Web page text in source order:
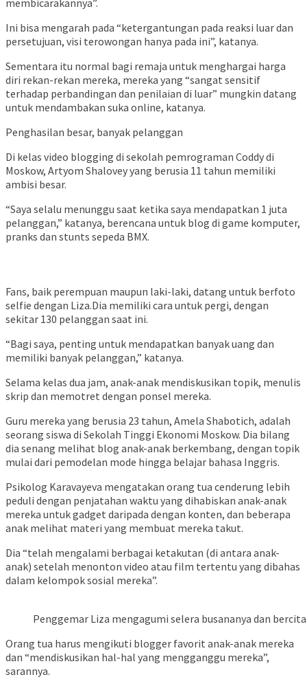
Ini bisa mengarah pada “ketergantungan pada reaksi luar dan
persetujuan, visi terowongan hanya pada ini”, katanya.
Sementara itu normal bagi remaja untuk menghargai harga
diri rekan-rekan mereka, mereka yang “sangat sensitif
terhadap perbandingan dan penilaian di luar” mungkin datang
untuk mendambakan suka online, katanya.
Penghasilan besar, banyak pelanggan
Di kelas video blogging di sekolah pemrograman Coddy di
Moskow, Artyom Shalovey yang berusia 11 tahun memiliki
ambisi besar.
“Saya selalu menunggu saat ketika saya mendapatkan 1 juta
pelanggan,” katanya, berencana untuk blog di game komputer,
pranks dan stunts sepeda BMX.
Fans, baik perempuan maupun laki-laki, datang untuk berfoto
selfie dengan Liza.Dia memiliki cara untuk pergi, dengan
sekitar 130 pelanggan saat ini.
“Bagi saya, penting untuk mendapatkan banyak uang dan
memiliki banyak pelanggan,” katanya.
Selama kelas dua jam, anak-anak mendiskusikan topik, menulis
skrip dan memotret dengan ponsel mereka.
Guru mereka yang berusia 23 tahun, Amela Shabotich, adalah
seorang siswa di Sekolah Tinggi Ekonomi Moskow. Dia bilang
dia senang melihat blog anak-anak berkembang, dengan topik
mulai dari pemodelan mode hingga belajar bahasa Inggris.
Psikolog Karavayeva mengatakan orang tua cenderung lebih
peduli dengan penjatahan waktu yang dihabiskan anak-anak
mereka untuk gadget daripada dengan konten, dan beberapa
anak melihat materi yang membuat mereka takut.
Dia “telah mengalami berbagai ketakutan (di antara anak-
anak) setelah menonton video atau film tertentu yang dibahas
dalam kelompok sosial mereka”.
Penggemar Liza mengagumi selera busananya dan
Orang tua harus mengikuti blogger favorit anak-anak mereka
dan “mendiskusikan hal-hal yang mengganggu mereka”,
sarannya.